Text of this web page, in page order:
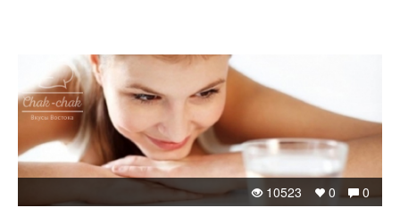
0
0
10523